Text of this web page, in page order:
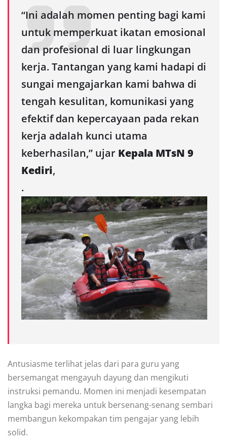
“Ini adalah momen penting bagi kami
untuk memperkuat ikatan emosional
dan profesional di luar lingkungan
kerja. Tantangan yang kami hadapi di
sungai mengajarkan kami bahwa di
tengah kesulitan, komunikasi yang
efektif dan kepercayaan pada rekan
kerja adalah kunci utama
keberhasilan,” ujar Kepala MTsN 9
Kediri,
.
Antusiasme terlihat jelas dari para guru yang
bersemangat mengayuh dayung dan mengikuti
instruksi pemandu. Momen ini menjadi kesempatan
langka bagi mereka untuk bersenang-senang sembari
membangun kekompakan tim pengajar yang lebih
solid.